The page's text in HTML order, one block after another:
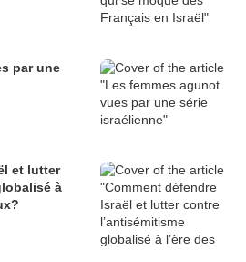
par une
et lutter
à